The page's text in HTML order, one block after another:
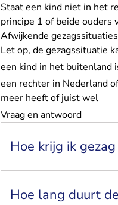
Staat een kind niet in het
principe 1 of beide ouders
Afwijkende gezagssituaties
Let op, de gezagssituatie
een kind in het buitenland
een rechter in Nederland
meer heeft of juist wel
Vraag en antwoord
Hoe krijg ik
Hoe lang duurt